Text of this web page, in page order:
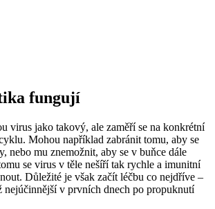
fungují
virus jako takový, ale zaměří se na konkrétní
Mohou například zabránit tomu, aby se
nebo mu znemožnit, aby se v buňce dále
se virus v těle nešíří tak rychle a imunitní
Důležité je však začít léčbu co nejdříve –
nejúčinnější v prvních dnech po propuknutí